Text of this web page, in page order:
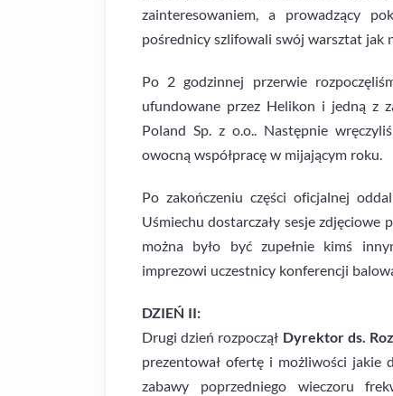
zainteresowaniem, a prowadzący
pośrednicy szlifowali swój warsztat jak
Po 2 godzinnej przerwie
ufundowane przez Helikon i jedną z
Poland Sp. z o.o.. Następnie
owocną współpracę w mijającym roku.
Po zakończeniu części oficjalnej
Uśmiechu dostarczały sesje
można było być zupełnie kimś
imprezowi uczestnicy konferencji
DZIEŃ II:
Drugi dzień rozpoczął Dyrektor ds.
prezentował ofertę i możliwości jakie
zabawy poprzedniego wieczoru